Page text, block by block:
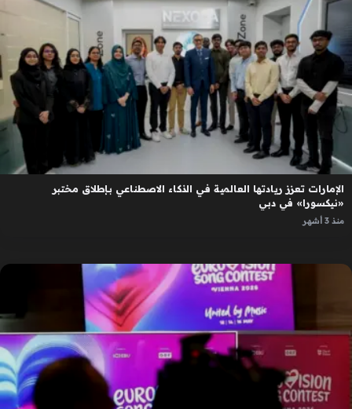
الإمارات تعزز ريادتها العالمية في الذكاء الاصطناعي بإطلاق مختبر
«نيكسورا» في دبي
منذ 3 أشهر